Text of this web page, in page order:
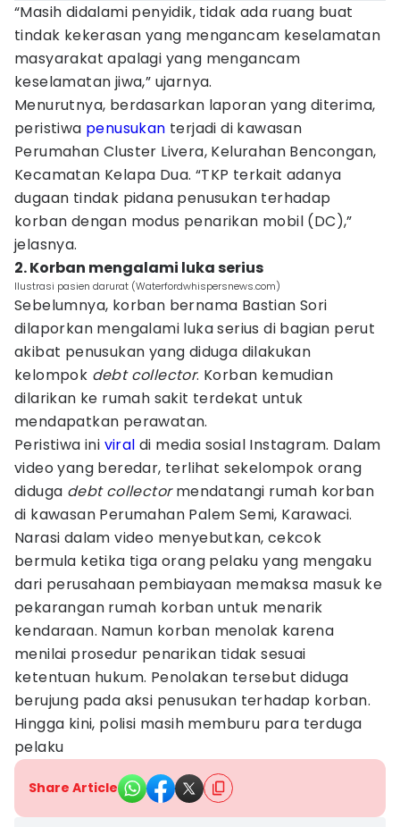
“Masih didalami penyidik, tidak ada ruang buat
tindak kekerasan yang mengancam keselamatan
masyarakat apalagi yang mengancam
keselamatan jiwa,” ujarnya.
Menurutnya, berdasarkan laporan yang diterima,
peristiwa penusukan terjadi di kawasan
Perumahan Cluster Livera, Kelurahan Bencongan,
Kecamatan Kelapa Dua. “TKP terkait adanya
dugaan tindak pidana penusukan terhadap
korban dengan modus penarikan mobil (DC),”
jelasnya.
2. Korban mengalami luka serius
Ilustrasi pasien darurat (Waterfordwhispersnews.com)
Sebelumnya, korban bernama Bastian Sori
dilaporkan mengalami luka serius di bagian perut
akibat penusukan yang diduga dilakukan
kelompok debt collector. Korban kemudian
dilarikan ke rumah sakit terdekat untuk
mendapatkan perawatan.
Peristiwa ini viral di media sosial Instagram. Dalam
video yang beredar, terlihat sekelompok orang
diduga debt collectormendatangi rumah korban
di kawasan Perumahan Palem Semi, Karawaci.
Narasi dalam video menyebutkan, cekcok
bermula ketika tiga orang pelaku yang mengaku
dari perusahaan pembiayaan memaksa masuk ke
pekarangan rumah korban untuk menarik
kendaraan. Namun korban menolak karena
menilai prosedur penarikan tidak sesuai
ketentuan hukum. Penolakan tersebut diduga
berujung pada aksi penusukan terhadap korban.
Hingga kini, polisi masih memburu para terduga
pelaku
Share Article